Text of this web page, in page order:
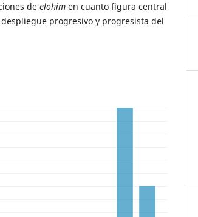
de elohim en cuanto figura central
progresivo y progresista del